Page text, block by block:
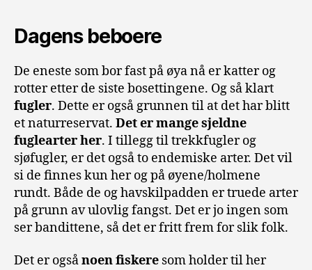
Dagens beboere
De eneste som bor fast på øya nå er katter og
rotter etter de siste bosettingene. Og så klart
fugler. Dette er også grunnen til at det har blitt
et naturreservat. Det er mange sjeldne
fuglearter her. I tillegg til trekkfugler og
sjøfugler, er det også to endemiske arter. Det vil
si de finnes kun her og på øyene/holmene
rundt. Både de og havskilpadden er truede arter
på grunn av ulovlig fangst. Det er jo ingen som
ser bandittene, så det er fritt frem for slik folk.
Det er ogsånoen fiskere som holder til her